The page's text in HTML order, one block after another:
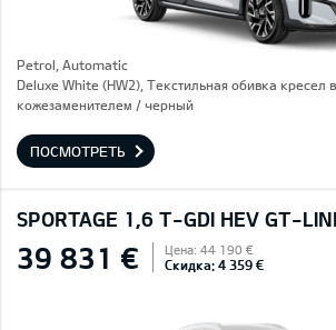
Petrol, Automatic
Deluxe White (HW2), Текстильная обивка кресел
кожезаменителем / черный
ПОСМОТРЕТЬ
SPORTAGE 1,6 T-GDI HEV GT-
39 831 € Цена: 44 190 €
Скидка: 4 359 €